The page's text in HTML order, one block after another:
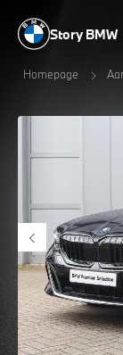
Story BMW
Homepage